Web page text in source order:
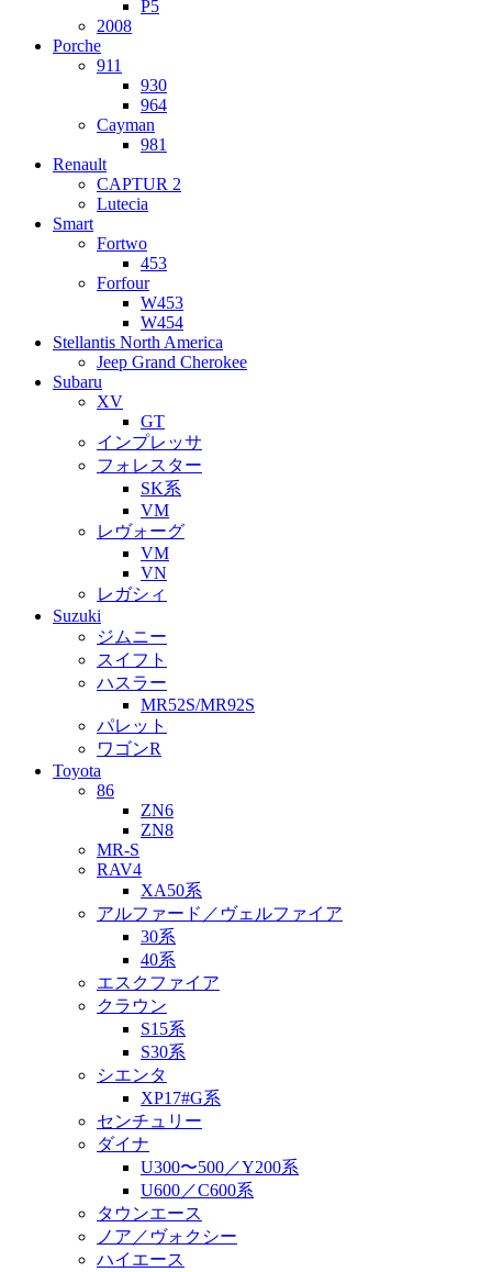
P5
2008
Porche
911
930
964
Cayman
981
Renault
CAPTUR 2
Lutecia
Smart
Fortwo
453
Forfour
W453
W454
Stellantis North America
Jeep Grand Cherokee
Subaru
XV
GT
インプレッサ
フォレスター
SK系
VM
レヴォーグ
VM
VN
レガシィ
Suzuki
ジムニー
スイフト
ハスラー
MR52S/MR92S
パレット
ワゴンR
Toyota
86
ZN6
ZN8
MR-S
RAV4
XA50系
アルファード／ヴェルファイア
30系
40系
エスクファイア
クラウン
S15系
S30系
シエンタ
XP17#G系
センチュリー
ダイナ
U300〜500／Y200系
U600／C600系
タウンエース
ノア／ヴォクシー
ハイエース